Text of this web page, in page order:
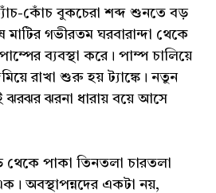
কোঁচ বুকচেরা শব্দ শুনতে বড়
মাটির গভীরতম ঘরবারান্দা থেকে
ব্যবস্থা করে। পাম্প চালিয়ে
রাখা শুরু হয় ট্যাঙ্কে। নতুন
ঝরনা ধারায় বয়ে আসে
থেকে পাকা তিনতলা চারতলা
অবস্থাপন্নদের একটা নয়,